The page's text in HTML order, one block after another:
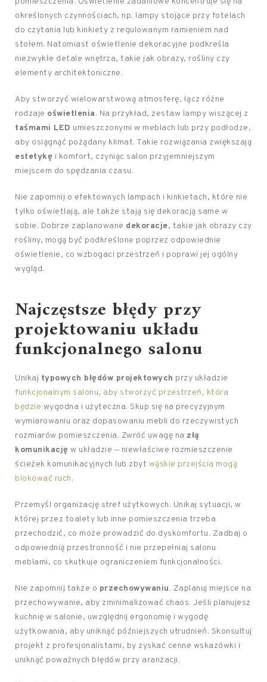
określonych czynnościach, np. lampy stojące przy fotelach
do czytania lub kinkiety z regulowanym ramieniem nad
stołem. Natomiast oświetlenie dekoracyjne podkreśla
niezwykłe detale wnętrza, takie jak obrazy, rośliny czy
elementy architektoniczne.
Aby stworzyć wielowarstwową atmosferę, łącz różne
rodzaje oświetlenia. Na przykład, zestaw lampy wiszącej z
taśmami LED umieszczonymi w meblach lub przy podłodze,
aby osiągnąć pożądany klimat. Takie rozwiązania zwiększają
estetykę i komfort, czyniąc salon przyjemniejszym
miejscem do spędzania czasu.
Nie zapomnij o efektownych lampach i kinkietach, które nie
tylko oświetlają, ale także stają się dekoracją same w
sobie. Dobrze zaplanowane dekoracje, takie jak obrazy czy
rośliny, mogą być podkreślone poprzez odpowiednie
oświetlenie, co wzbogaci przestrzeń i poprawi jej ogólny
wygląd.
Najczęstsze błędy przy
projektowaniu układu
funkcjonalnego salonu
Unikaj typowych błędów projektowych przy układzie
funkcjonalnym salonu, aby stworzyć przestrzeń, która
będzie wygodna i użyteczna. Skup się na precyzyjnym
wymiarowaniu oraz dopasowaniu mebli do rzeczywistych
rozmiarów pomieszczenia. Zwróć uwagę na złą
komunikację w układzie — niewłaściwe rozmieszczenie
ścieżek komunikacyjnych lub zbyt wąskie przejścia mogą
blokować ruch.
Przemyśl organizację stref użytkowych. Unikaj sytuacji, w
której przez toalety lub inne pomieszczenia trzeba
przechodzić, co może prowadzić do dyskomfortu. Zadbaj o
odpowiednią przestronność i nie przepełniaj salonu
meblami, co skutkuje ograniczeniem funkcjonalności.
Nie zapomnij także o przechowywaniu. Zaplanuj miejsce na
przechowywanie, aby zminimalizować chaos. Jeśli planujesz
kuchnię w salonie, uwzględnij ergonomię i wygodę
użytkowania, aby uniknąć późniejszych utrudnień. Skonsultuj
projekt z profesjonalistami, by zyskać cenne wskazówki i
uniknąć poważnych błędów przy aranżacji.